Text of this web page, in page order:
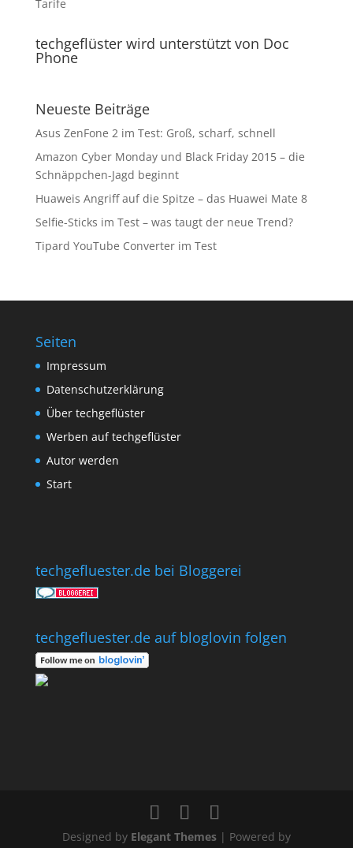
Tarife
techgeflüster wird unterstützt von Doc
Phone
Neueste Beiträge
Asus ZenFone 2 im Test: Groß, scharf, schnell
Amazon Cyber Monday und Black Friday 2015 – die
Schnäppchen-Jagd beginnt
Huaweis Angriff auf die Spitze – das Huawei Mate 8
Selfie-Sticks im Test – was taugt der neue Trend?
Tipard YouTube Converter im Test
Seiten
Impressum
Datenschutzerklärung
Über techgeflüster
Werben auf techgeflüster
Autor werden
Start
techgefluester.de bei Bloggerei
techgefluester.de auf bloglovin folgen
Designed by Elegant Themes| Powered by